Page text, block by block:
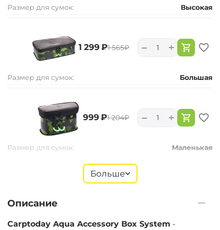
Размер для сумок: Высокая
‍1 299‍ ₽‍1 565‍₽ +
−
Размер для сумок: Большая
‍999‍ ₽‍1 204‍₽ +
−
Размер для сумок: Маленькая
Больше
Описание
Carptoday Aqua Accessory Box System -